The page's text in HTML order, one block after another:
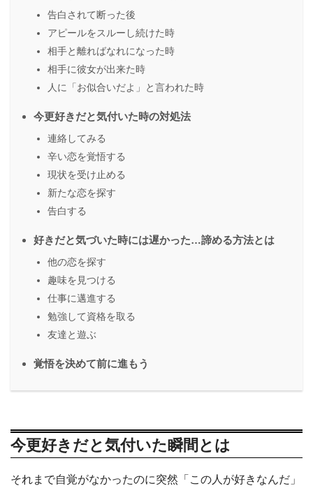
告白されて断った後
アピールをスルーし続けた時
相手と離ればなれになった時
相手に彼女が出来た時
人に「お似合いだよ」と言われた時
今更好きだと気付いた時の対処法
連絡してみる
辛い恋を覚悟する
現状を受け止める
新たな恋を探す
告白する
好きだと気づいた時には遅かった…諦める方法とは
他の恋を探す
趣味を見つける
仕事に邁進する
勉強して資格を取る
友達と遊ぶ
覚悟を決めて前に進もう
今更好きだと気付いた瞬間とは
それまで自覚がなかったのに突然「この人が好きなんだ」